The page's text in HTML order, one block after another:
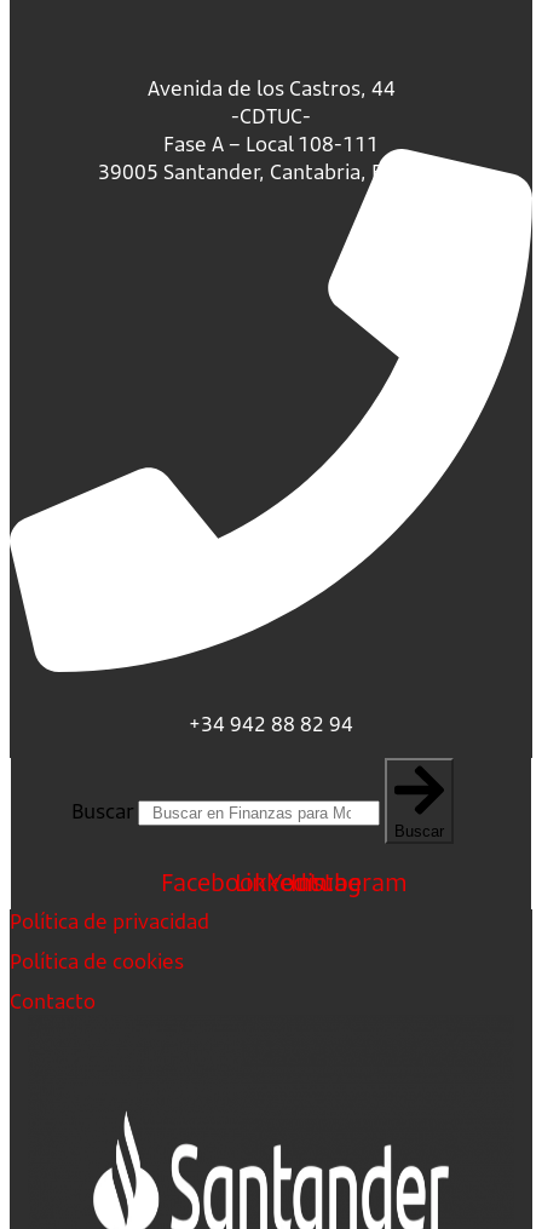
Avenida de los Castros, 44
-CDTUC-
Fase A – Local 108-111
39005 Santander, Cantabria, España.
+34 942 88 82 94
Buscar
Buscar
FacebookLinkedin
Youtube
Instagram
Política de privacidad
Política de cookies
Contacto